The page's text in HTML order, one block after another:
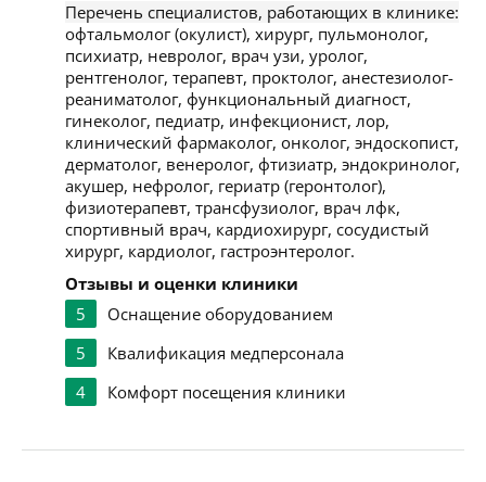
Перечень специалистов, работающих в клинике:
офтальмолог (окулист), хирург, пульмонолог,
психиатр, невролог, врач узи, уролог,
рентгенолог, терапевт, проктолог, анестезиолог-
реаниматолог, функциональный диагност,
гинеколог, педиатр, инфекционист, лор,
клинический фармаколог, онколог, эндоскопист,
дерматолог, венеролог, фтизиатр, эндокринолог,
акушер, нефролог, гериатр (геронтолог),
физиотерапевт, трансфузиолог, врач лфк,
спортивный врач, кардиохирург, сосудистый
хирург, кардиолог, гастроэнтеролог.
Отзывы и оценки клиники
5
Оснащение оборудованием
5
Квалификация медперсонала
4
Комфорт посещения клиники